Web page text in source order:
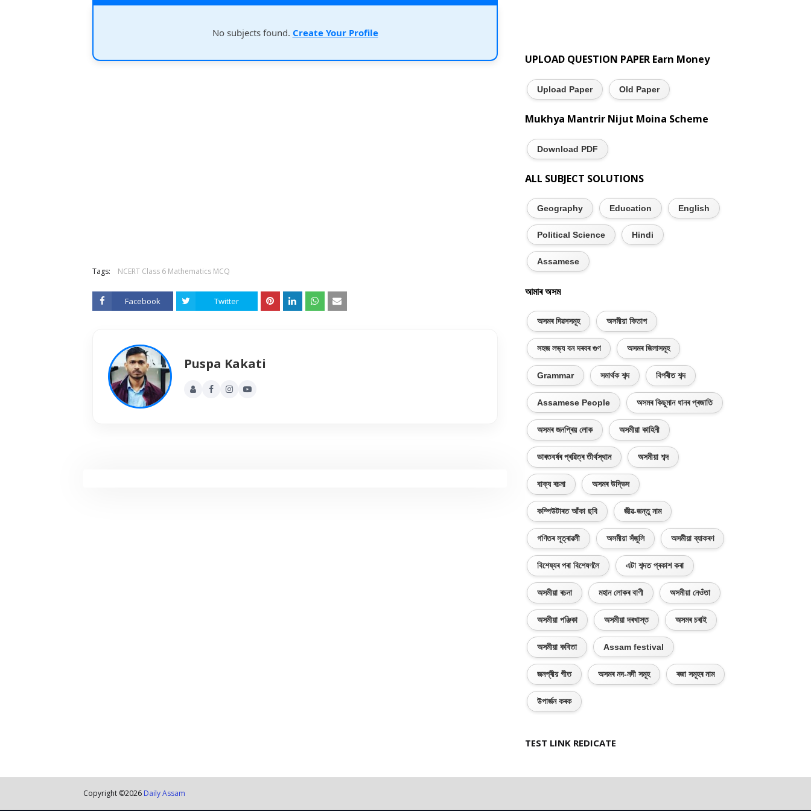
No subjects found. Create Your Profile
Tags: NCERT Class 6 Mathematics MCQ
Facebook Twitter
Puspa Kakati
UPLOAD QUESTION PAPER Earn Money
Upload Paper Old Paper
Mukhya Mantrir Nijut Moina Scheme
Download PDF
ALL SUBJECT SOLUTIONS
Geography Education English
Political Science Hindi
Assamese
আমাৰ অসম
অসমৰ দিৱসসমূহ অসমীয়া কিতাপ
সহজ লভ্য বন দৰবৰ গুণ অসমৰ জিলাসমূহ
Grammar সমাৰ্থক শব্দ বিপৰীত শব্দ
Assamese People অসমৰ কিছুমান ধানৰ প্ৰজাতি
অসমৰ জনপ্ৰিয় লোক অসমীয়া কাহিনী
ভাৰতবৰ্ষৰ প্ৰৱিত্ৰ তীৰ্থস্থান অসমীয়া শব্দ
বাক্য ৰচনা অসমৰ উদ্ভিদ
কম্পিউটাৰত আঁকা ছবি জীৱ-জন্তু নাম
গণিতৰ সূত্ৰাৱলী অসমীয়া সঁজুলি অসমীয়া ব্যাকৰণ
বিশেষ্যৰ পৰা বিশেষণলৈ এটা শব্দত প্ৰকাশ কৰা
অসমীয়া ৰচনা মহান লোকৰ বাণী অসমীয়া নেওঁতা
অসমীয়া পঞ্জিকা অসমীয়া দৰখাস্ত অসমৰ চৰাই
অসমীয়া কবিতা Assam festival
জনপ্ৰীয় গীত অসমৰ নদ-নদী সমূহ ৰজা সমূহৰ নাম
উপাৰ্জন কৰক
TEST LINK REDICATE
Copyright ©2026 Daily Assam